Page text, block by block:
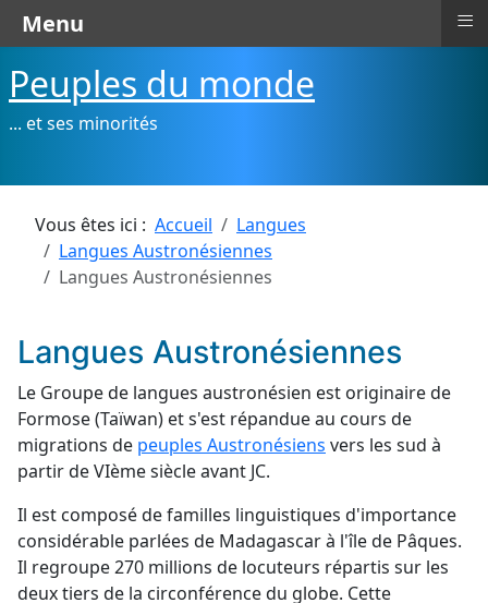
Peuples du monde
... et ses minorités
Vous êtes ici : Accueil
Langues
Langues Austronésiennes
Langues Austronésiennes
Langues Austronésiennes
Le Groupe de langues austronésien est originaire de
Formose (Taïwan) et s'est répandue au cours de
migrations de peuples Austronésiens vers les sud à
partir de VIème siècle avant JC.
Il est composé de familles linguistiques d'importance
considérable parlées de Madagascar à l'île de Pâques.
Il regroupe 270 millions de locuteurs répartis sur les
deux tiers de la circonférence du globe. Cette
Menu ≡